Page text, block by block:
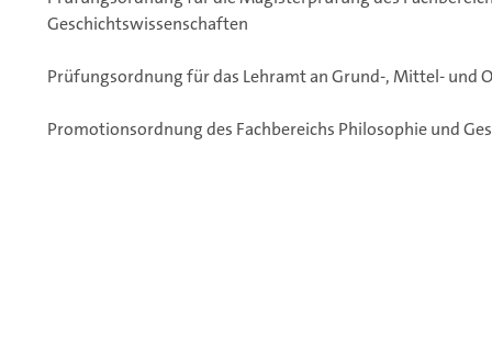
Geschichtswissenschaften
Prüfungsordnung für das Lehramt an Grund-, Mittel- und
Promotionsordnung des Fachbereichs Philosophie und